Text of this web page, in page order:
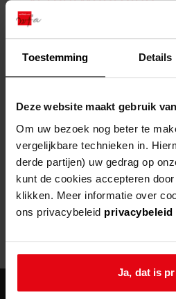
Toestemming Details
Deze website maakt gebruik
Om uw bezoek nog beter te
vergelijkbare technieken in.
derde partijen) uw gedrag op
kunt de cookies accepteren
klikken. Meer informatie over
ons privacybeleid privacybeleid
Ja, dat is
bouwvergunningen
omgevingsvergunningen
vergunningen
uitleg nodig?
Wij helpen u op weg met
bekijk alle zoektips
Wij helpen u op weg met
bekijk alle zoektips
bekijk ons
advisering en toezicht
beleidsplan
gemeenschappelijke regeling
publiek jaarverslag
steun het archief
U kunt ook Vriend worden
Archief steunen.
meer weten
zoektips
Door een fout tijdens het verwerken van
404- Not Found
Mogelijk kunt u deze pagina niet
een verouderde bladwijzer/favoriet